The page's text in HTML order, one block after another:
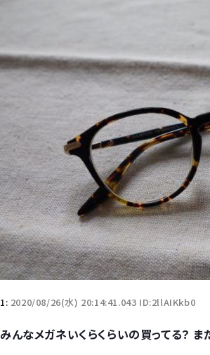
1: 2020/08/26(水) 20:14:41.043 ID:2llAIKkb0
みんなメガネいくらくらいの買ってる？